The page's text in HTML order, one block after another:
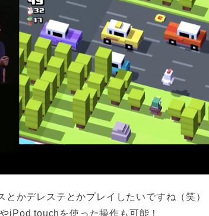
とかデレステとかプレイしたいですね（笑）
iPod touchを使った操作も可能！